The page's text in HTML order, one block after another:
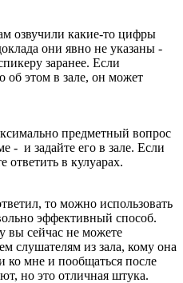
озвучили какие-то цифры
они явно не указаны -
заранее. Если
об этом в зале, он может
предметный вопрос
- и задайте его в зале. Если
ответить в кулуарах.
то можно использовать
эффективный способ.
вы сейчас не можете
слушателям из зала, кому она
ко мне и пообщаться после
но это отличная штука.